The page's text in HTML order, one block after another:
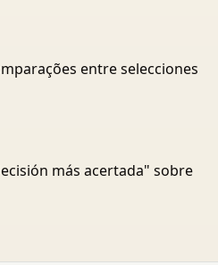
entre selecciones
más acertada" sobre